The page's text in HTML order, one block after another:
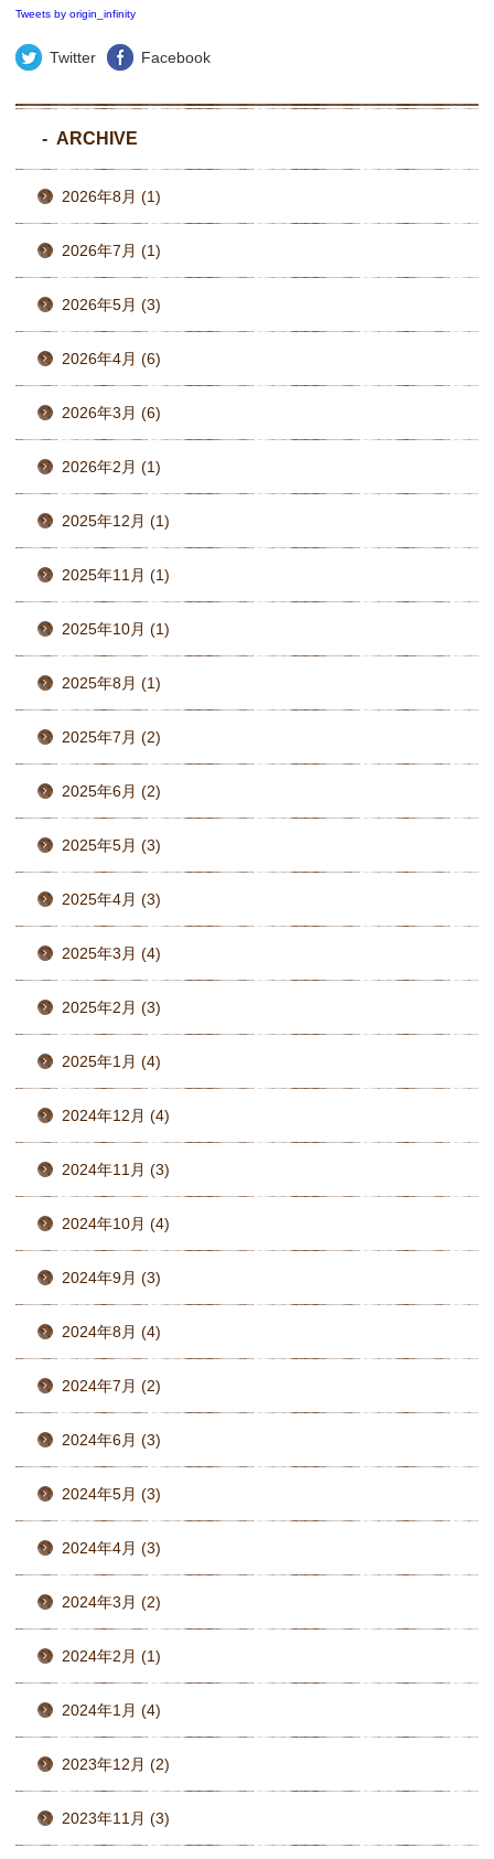
Tweets by origin_infinity
Twitter Facebook
ARCHIVE
2026年8月 (1)
2026年7月 (1)
2026年5月 (3)
2026年4月 (6)
2026年3月 (6)
2026年2月 (1)
2025年12月 (1)
2025年11月 (1)
2025年10月 (1)
2025年8月 (1)
2025年7月 (2)
2025年6月 (2)
2025年5月 (3)
2025年4月 (3)
2025年3月 (4)
2025年2月 (3)
2025年1月 (4)
2024年12月 (4)
2024年11月 (3)
2024年10月 (4)
2024年9月 (3)
2024年8月 (4)
2024年7月 (2)
2024年6月 (3)
2024年5月 (3)
2024年4月 (3)
2024年3月 (2)
2024年2月 (1)
2024年1月 (4)
2023年12月 (2)
2023年11月 (3)